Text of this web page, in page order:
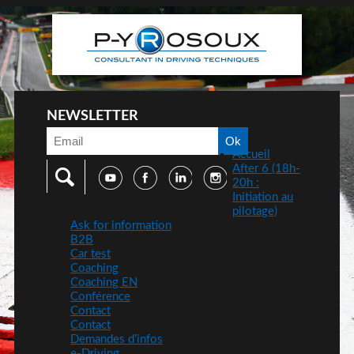
NEWSLETTER
Accueil
After 6 (18h-
20h :
Initiation au
pilotage)
Ask for information
B2B
Car test
Coaching
Coaching EN
Conférence
Contact
Contact
Demandes d’infos